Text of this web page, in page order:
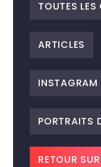
TOUTES
ARTICLES
INSTAGRAM
PORTRAITS
RETOUR